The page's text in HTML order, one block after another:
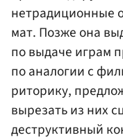
нетрадиционные
мат. Позже она
по выдаче играм
по аналогии с
риторику,
вырезать из них
деструктивный